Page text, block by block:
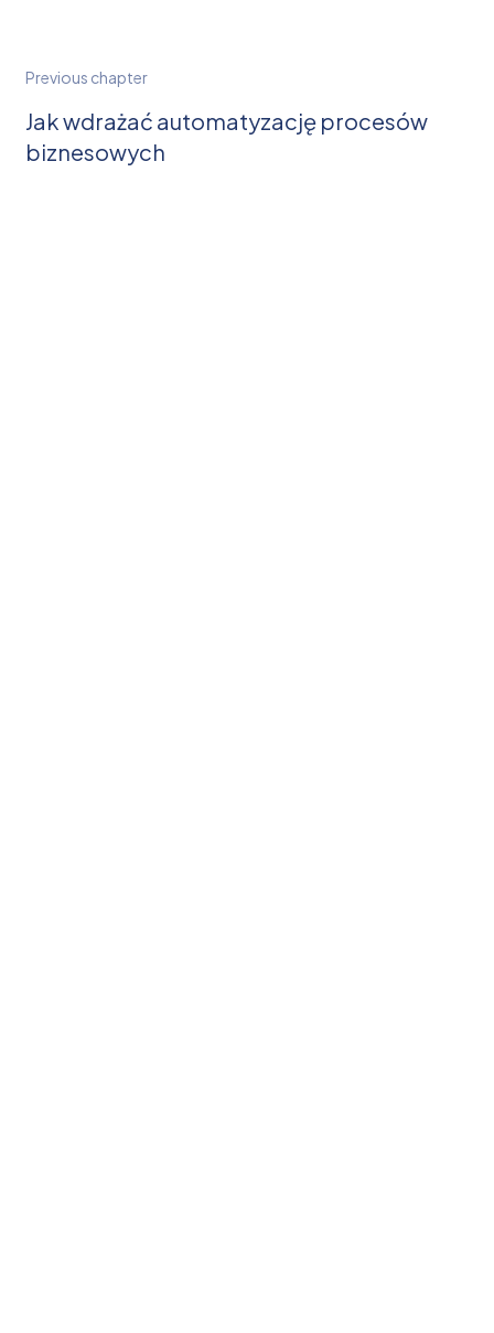
Previous chapter
Jak wdrażać automatyzację procesów
biznesowych